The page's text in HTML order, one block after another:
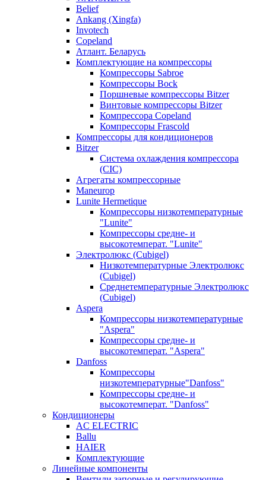
Belief
Ankang (Xingfa)
Invotech
Copeland
Атлант. Беларусь
Комплектующие на компрессоры
Компрессоры Sabroe
Компрессоры Bock
Поршневые компрессоры Bitzer
Винтовые компрессоры Bitzer
Компрессора Copeland
Компрессоры Frascold
Компрессоры для кондиционеров
Bitzer
Система охлаждения компрессора
(CIC)
Агрегаты компрессорные
Maneurop
Lunite Hermetique
Компрессоры низкотемпературные
"Lunite"
Компрессоры средне- и
высокотемперат. "Lunite"
Электролюкс (Cubigel)
Низкотемпературные Электролюкс
(Cubigel)
Среднетемпературные Электролюкс
(Cubigel)
Aspera
Компрессоры низкотемпературные
"Aspera"
Компрессоры средне- и
высокотемперат. "Aspera"
Danfoss
Компрессоры
низкотемпературные"Danfoss"
Компрессоры средне- и
высокотемперат. "Danfoss"
Кондиционеры
AC ELECTRIC
Ballu
HAIER
Комплектующие
Линейные компоненты